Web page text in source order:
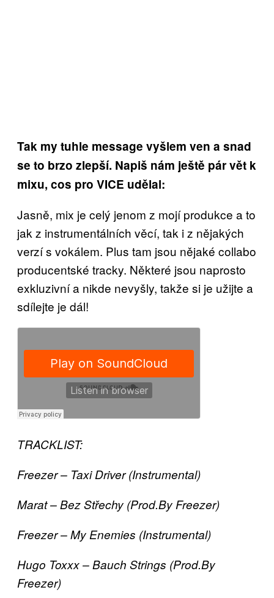
Tak my tuhle message vyšlem ven a snad
se to brzo zlepší. Napiš nám ještě pár vět k
mixu, cos pro VICE udělal:
Jasně, mix je celý jenom z mojí produkce a to
jak z instrumentálních věcí, tak i z nějakých
verzí s vokálem. Plus tam jsou nějaké collabo
producentské tracky. Některé jsou naprosto
exkluzivní a nikde nevyšly, takže si je užijte a
sdílejte je dál!
TRACKLIST:
Freezer – Taxi Driver (Instrumental)
Marat – Bez Střechy (Prod.By Freezer)
Freezer – My Enemies (Instrumental)
Hugo Toxxx – Bauch Strings (Prod.By
Freezer)